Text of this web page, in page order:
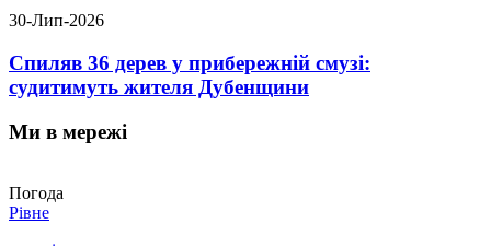
30-Лип-2026
Спиляв 36 дерев у прибережній смузі:
судитимуть жителя Дубенщини
Ми в мережі
Погода
Рівне